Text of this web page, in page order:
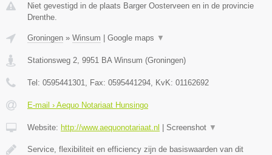
Niet gevestigd in de plaats Barger Oosterveen en in de provincie
Drenthe.
Groningen » Winsum Google maps ▼
Stationsweg 2 9951 BA Winsum (Groningen)
Tel: 0595441301 , Fax: 0595441294 , KvK: 01162692
E-mail › Aequo Notariaat Hunsingo
Website: http://www.aequonotariaat.nl Screenshot ▼
Service, flexibiliteit en efficiency zijn de basiswaarden van dit